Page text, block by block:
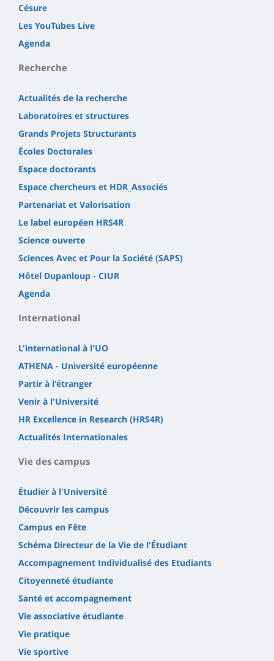
Césure
Les YouTubes Live
Agenda
Recherche
Actualités de la recherche
Laboratoires et structures
Grands Projets Structurants
Écoles Doctorales
Espace doctorants
Espace chercheurs et HDR_Associés
Partenariat et Valorisation
Le label européen HRS4R
Science ouverte
Sciences Avec et Pour la Société (SAPS)
Hôtel Dupanloup - CIUR
Agenda
International
L'international à l'UO
ATHENA - Université européenne
Partir à l'étranger
Venir à l'Université
HR Excellence in Research (HRS4R)
Actualités Internationales
Vie des campus
Étudier à l'Université
Découvrir les campus
Campus en Fête
Schéma Directeur de la Vie de l'Étudiant
Accompagnement Individualisé des Etudiants
Citoyenneté étudiante
Santé et accompagnement
Vie associative étudiante
Vie pratique
Vie sportive